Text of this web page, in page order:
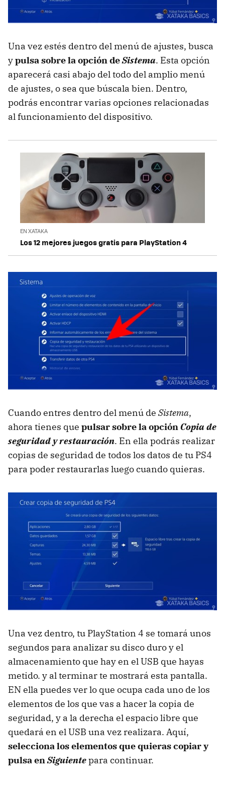
Una vez estés dentro del menú de ajustes, busca
ypulsa sobre la opción deSistema. Esta opción
aparecerá casi abajo del todo del amplio menú
de ajustes, o sea que búscala bien. Dentro,
podrás encontrar varias opciones relacionadas
al funcionamiento del dispositivo.
EN XATAKA
Los 12 mejores juegos gratis para PlayStation 4
Cuando entres dentro del menú de Sistema,
ahora tienes que pulsar sobre la opciónCopia de
seguridad y restauración. En ella podrás realizar
copias de seguridad de todos los datos de tu PS4
para poder restaurarlas luego cuando quieras.
Una vez dentro, tu PlayStation 4 se tomará unos
segundos para analizar su disco duro y el
almacenamiento que hay en el USB que hayas
metido. y al terminar te mostrará esta pantalla.
EN ella puedes ver lo que ocupa cada uno de los
elementos de los que vas a hacer la copia de
seguridad, y a la derecha el espacio libre que
quedará en el USB una vez realizara. Aquí,
selecciona los elementos que quieras copiar y
pulsa enSiguientepara continuar.